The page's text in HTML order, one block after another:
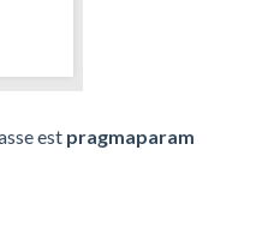
estpragmaparam